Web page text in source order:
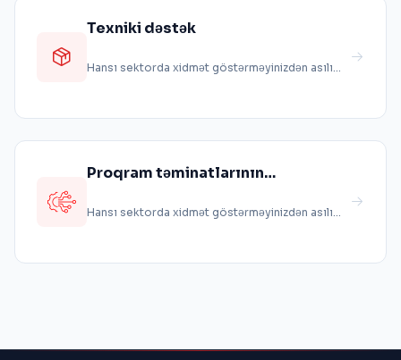
Texniki dəstək
Hansı sektorda xidmət göstərməyinizdən asılı
Proqram təminatlarının
Hansı sektorda xidmət göstərməyinizdən asılı